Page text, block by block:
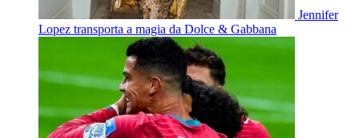
Jennifer
Lopez transporta a magia da Dolce & Gabbana